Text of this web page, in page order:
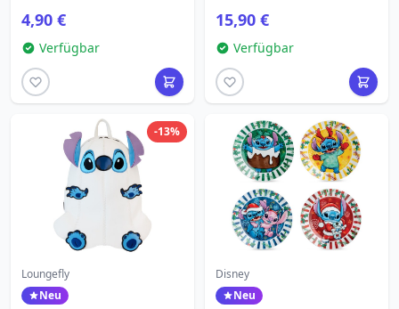
Anstecknadel - Disney
Loungefly
4,90 €
Verfügbar
15,90 €
Verfügbar
-13%
Loungefly
Neu
Disney
Neu